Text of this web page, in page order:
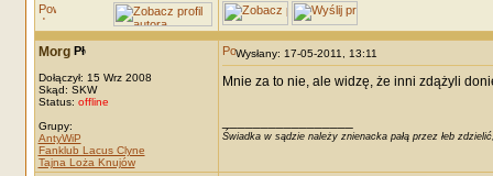
Morg
Dołączył: 15 Wrz 2008
Skąd: SKW
Status: offline
Grupy:
AntyWiP
Fanklub Lacus Clyne
Tajna Loża Knujów
Wysłany: 17-05-2011, 13:11
Mnie za to nie, ale widzę, że inni zdążyli
Świadka w sądzie należy znienacka pałą przez łeb